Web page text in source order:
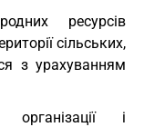
ресурсів
сільських,
з урахуванням
організації і